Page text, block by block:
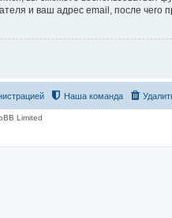
и ваш адрес email, после чего
Наша команда
Limited